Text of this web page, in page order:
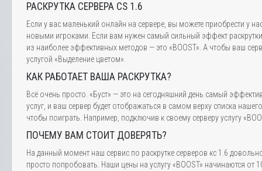
РАСКРУТКА СЕРВЕРА CS 1.6
Если у вас маленький онлайн на сервере, вы можете приобрести у
новыми игроками. Если вам нужен самый сильный эффект
из наиболее эффективных методов — это «BOOST». А чтобы ваш
услугой «Выделение цветом».
КАК РАБОТАЕТ ВАША РАСКРУТКА?
Всё очень просто. «Буст» — это на сегодняшний день самый
услуг, и ваш сервер будет отображаться в самом верху списка
чтобы поиграть. Например, подключив к своему серверу услугу
ПОЧЕМУ ВАМ СТОИТ ДОВЕРЯТЬ?
На данный момент наш сервис по раскрутке серверов кс 1.6
просто попробовать. Наши цены на услугу «BOOST» начинаются